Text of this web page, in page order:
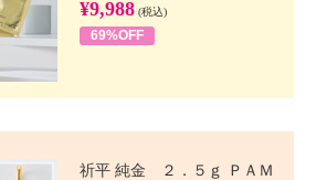
¥9,988 (税込)
69%OFF
祈平 純金 ２．５ｇ ＰＡＭ